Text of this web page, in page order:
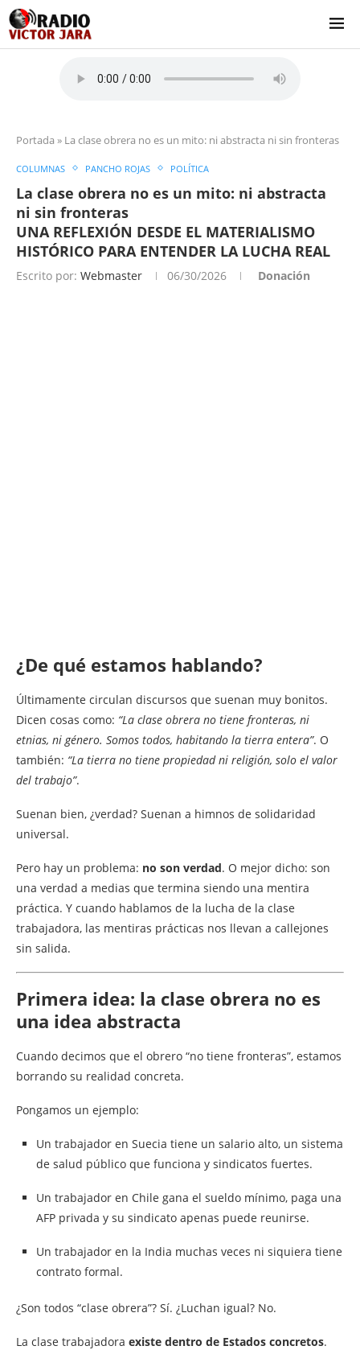
Portada » La clase obrera no es un mito: ni abstracta ni sin fronteras
COLUMNAS PANCHO ROJAS POLÍTICA
La clase obrera no es un mito: ni abstracta
ni sin fronteras
UNA REFLEXIÓN DESDE EL MATERIALISMO
HISTÓRICO PARA ENTENDER LA LUCHA REAL
Escrito por: Webmaster 06/30/2026 Donación
¿De qué estamos hablando?
Últimamente circulan discursos que suenan muy bonitos.
Dicen cosas como: “La clase obrera no tiene fronteras, ni
etnias, ni género. Somos todos, habitando la tierra entera”. O
también: “La tierra no tiene propiedad ni religión, solo el valor
del trabajo”.
Suenan bien, ¿verdad? Suenan a himnos de solidaridad
universal.
Pero hay un problema: no son verdad. O mejor dicho: son
una verdad a medias que termina siendo una mentira
práctica. Y cuando hablamos de la lucha de la clase
trabajadora, las mentiras prácticas nos llevan a callejones
sin salida.
Primera idea: la clase obrera no es
una idea abstracta
Cuando decimos que el obrero “no tiene fronteras”, estamos
borrando su realidad concreta.
Pongamos un ejemplo:
Un trabajador en Suecia tiene un salario alto, un sistema
de salud público que funciona y sindicatos fuertes.
Un trabajador en Chile gana el sueldo mínimo, paga una
AFP privada y su sindicato apenas puede reunirse.
Un trabajador en la India muchas veces ni siquiera tiene
contrato formal.
¿Son todos “clase obrera”? Sí. ¿Luchan igual? No.
La clase trabajadora existe dentro de Estados concretos.